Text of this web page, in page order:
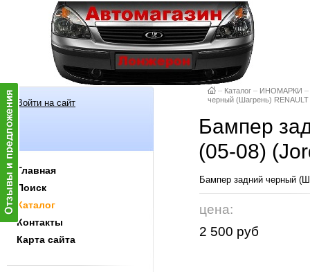
Войти на сайт
Главная
Поиск
Каталог
Контакты
Карта сайта
– Каталог – ИНОМАРКИ –
черный (Шагрень)
Бампер
(05-08)
Бампер задний черный
цена:
2 500 руб